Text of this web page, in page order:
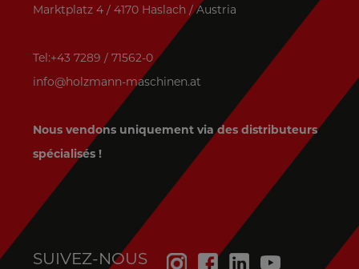
Marktplatz 4 / 4170 Haslach / Austria
Tel:+43 7289 / 71562-0
info@holzmann-maschinen.at
Nous vendons uniquement via des distributeurs
spécialisés !
SUIVEZ-NOUS